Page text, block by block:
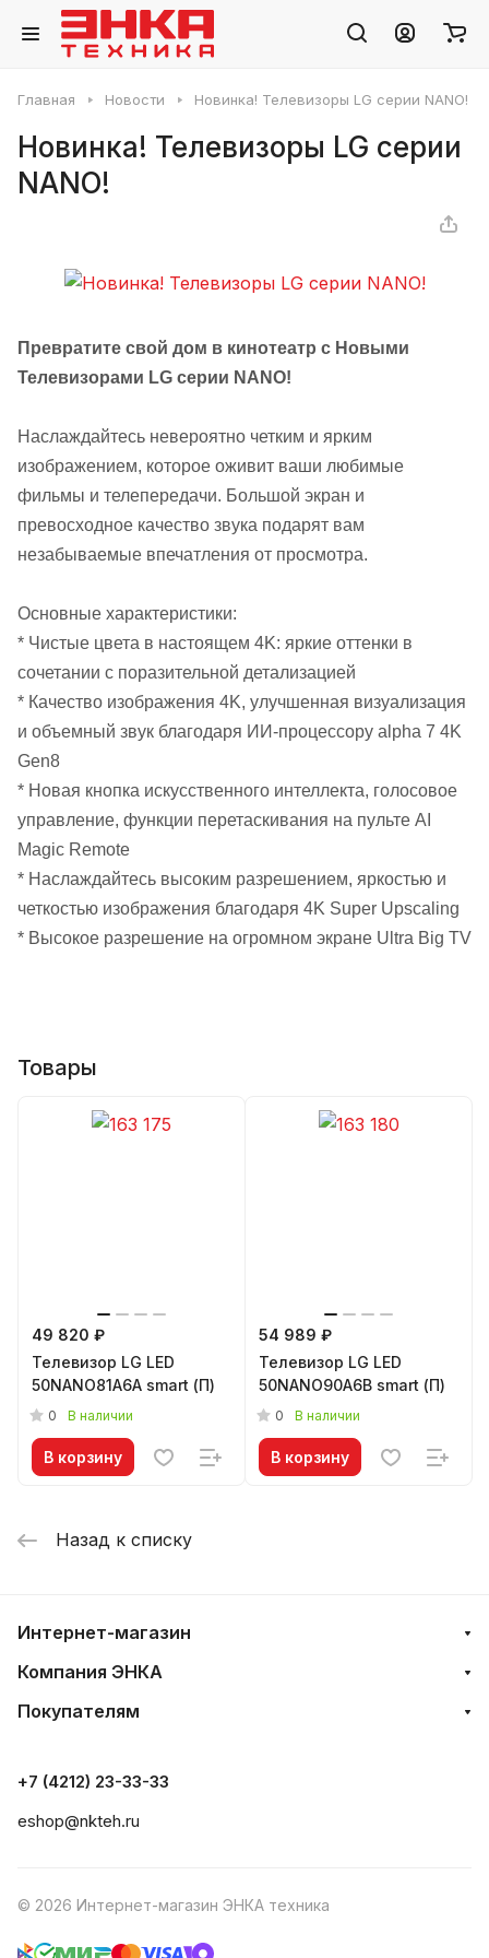
Главная Новости Новинка! Телевизоры LG серии NANO!
Новинка! Телевизоры LG серии
NANO!
Превратите свой дом в кинотеатр с Новыми
Телевизорами LG серии NANO!
Наслаждайтесь невероятно четким и ярким
изображением, которое оживит ваши любимые
фильмы и телепередачи. Большой экран и
превосходное качество звука подарят вам
незабываемые впечатления от просмотра.
Основные характеристики:
* Чистые цвета в настоящем 4K: яркие оттенки в
сочетании с поразительной детализацией
* Качество изображения 4K, улучшенная визуализация
и объемный звук благодаря ИИ-процессору alpha 7 4K
Gen8
* Новая кнопка искусственного интеллекта, голосовое
управление, функции перетаскивания на пульте AI
Magic Remote
* Наслаждайтесь высоким разрешением, яркостью и
четкостью изображения благодаря 4K Super Upscaling
* Высокое разрешение на огромном экране Ultra Big TV
Товары
49 820 ₽
Телевизор LG LED
50NANO81A6A smart (П)
0 В наличии
В корзину
54 989 ₽
Телевизор LG LED
50NANO90A6B smart (П)
0 В наличии
В корзину
Назад к списку
Интернет-магазин
Компания ЭНКА
Покупателям
+7 (4212) 23-33-33
eshop@nkteh.ru
© 2026 Интернет-магазин ЭНКА техника